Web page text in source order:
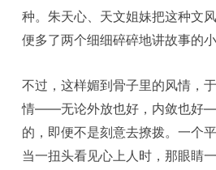
种。朱天心、天文姐妹把这种文
便多了两个细细碎碎地讲故事的小
不过，这样媚到骨子里的风情，
情——无论外放也好，内敛也好
的，即便不是刻意去撩拨。一个
当一扭头看见心上人时，那眼睛